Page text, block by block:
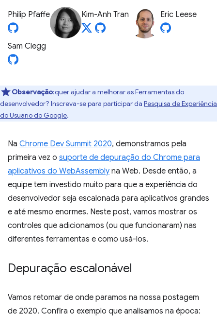
Philip Pfaffe Kim-Anh Tran Eric Leese
Sam Clegg
Observação:quer ajudar a melhorar as Ferramentas do
desenvolvedor? Inscreva-se para participar da Pesquisa de Experiência
do Usuário do Google.
Na Chrome Dev Summit 2020, demonstramos pela
primeira vez o suporte de depuração do Chrome para
aplicativos do WebAssembly na Web. Desde então, a
equipe tem investido muito para que a experiência do
desenvolvedor seja escalonada para aplicativos grandes
e até mesmo enormes. Neste post, vamos mostrar os
controles que adicionamos (ou que funcionaram) nas
diferentes ferramentas e como usá-los.
Depuração escalonável
Vamos retomar de onde paramos na nossa postagem
de 2020. Confira o exemplo que analisamos na época: